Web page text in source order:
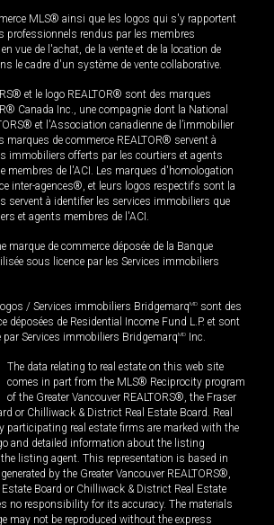
MLS® ainsi que les logos qui s'y rapportent
professionnels rendus par les membres
vue de l'achat, de la vente et de la location de
le cadre d'un système de vente collaborative.
et le logo REALTOR® sont des marques
Canada Inc., une compagnie dont la National
et l'Association canadienne de l’immobilier
marques de commerce REALTOR® servent à
immobiliers offerts par les courtiers et agents
membres de l'ACI. Les marques d'homologation
inter-agences®, et leurs logos respectifs sont la
servent à identifier les services immobiliers que
et agents membres de l'ACI.
marque de commerce déposée de la Banque
sous licence par les Services immobiliers
/ Services immobiliers BridgemarqMD sont des
déposées de Residential Income Fund L.P. et sont
Services immobiliers BridgemarqMD Inc.
The data relating to real estate on this web site
comes in part from the MLS® Reciprocity program
of the Greater Vancouver REALTORS®, the Fraser
or Chilliwack & District Real Estate Board. Real
participating real estate firms are marked with the
and detailed information about the listing
listing agent. This representation is based in
by the Greater Vancouver REALTORS®,
Estate Board or Chilliwack & District Real Estate
no responsibility for its accuracy. The materials
may not be reproduced without the express